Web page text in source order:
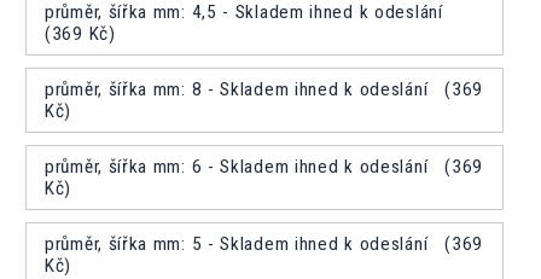
průměr, šířka mm: 4,5 - Skladem ihned k odeslání
(369 Kč)
průměr, šířka mm: 8 - Skladem ihned k odeslání (369
Kč)
průměr, šířka mm: 6 - Skladem ihned k odeslání (369
Kč)
průměr, šířka mm: 5 - Skladem ihned k odeslání (369
Kč)